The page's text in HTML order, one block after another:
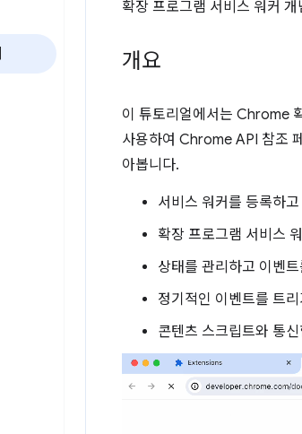
확장 프로그램 서비스 워커
개요
이 튜토리얼에서는 Chrome
사용하여 Chrome API 참조
아봅니다.
서비스 워커를 등록하
확장 프로그램 서비스
상태를 관리하고 이벤
정기적인 이벤트를 트
콘텐츠 스크립트와 통